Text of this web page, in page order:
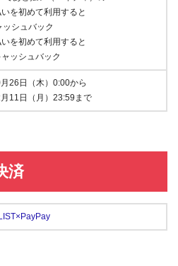
を初めて利用すると
シュバック
を初めて利用すると
ッシュバック
26日（木）0:00から
11日（月）23:59まで
済